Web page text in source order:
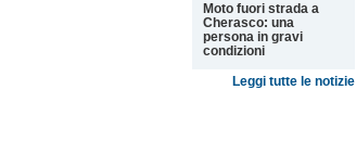
Moto fuori strada a
Cherasco: una
persona in gravi
condizioni
Leggi tutte le notizie